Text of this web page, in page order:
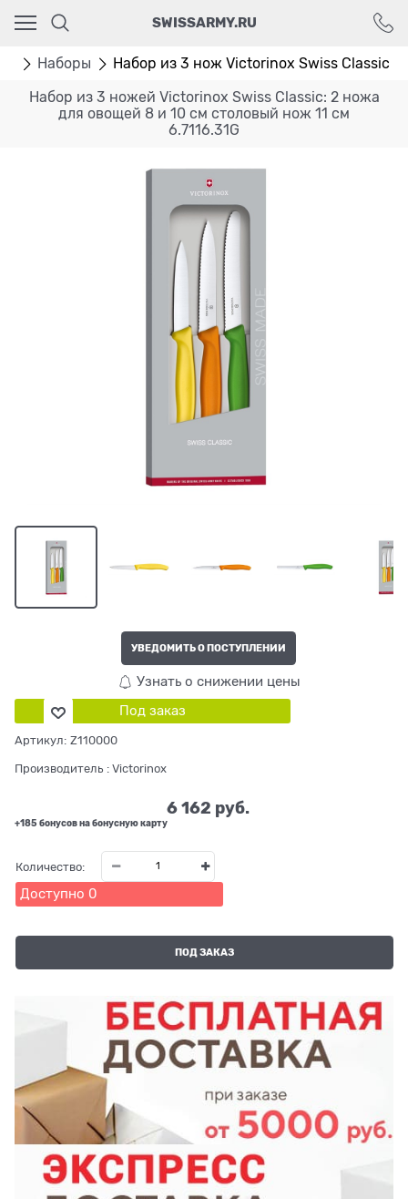
SWISSARMY.RU
Наборы Набор из 3 нож Victorinox Swiss Classic
Набор из 3 ножей Victorinox Swiss Classic: 2 ножа
для овощей 8 и 10 см столовый нож 11 см
6.7116.31G
УВЕДОМИТЬ О ПОСТУПЛЕНИИ
Узнать о снижении цены
Под заказ
Артикул: Z110000
Производитель : Victorinox
6 162 руб.
+185 бонусов на бонусную карту
Количество:
Доступно 0
ПОД ЗАКАЗ
Ваш город - Москва,
угадали?
ДА НЕТ